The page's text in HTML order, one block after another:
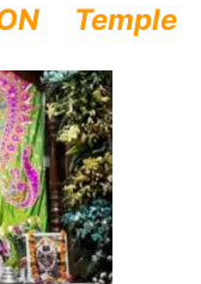
Temple